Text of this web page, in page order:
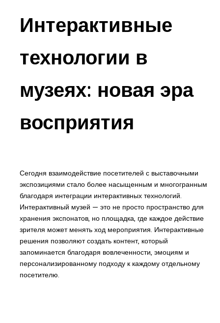
Интерактивные
технологии в
музеях: новая эра
восприятия
Сегодня взаимодействие посетителей с выставочными
экспозициями стало более насыщенным и многогранным
благодаря интеграции интерактивных технологий.
Интерактивный музей — это не просто пространство для
хранения экспонатов, но площадка, где каждое действие
зрителя может менять ход мероприятия. Интерактивные
решения позволяют создать контент, который
запоминается благодаря вовлеченности, эмоциям и
персонализированному подходу к каждому отдельному
посетителю.